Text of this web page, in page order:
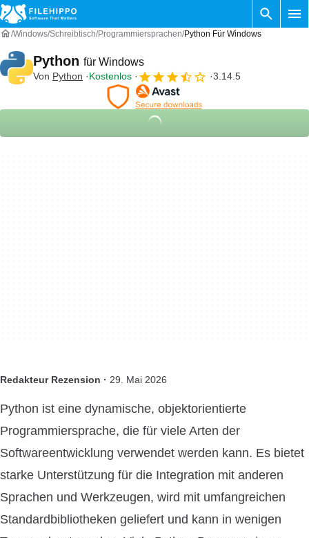
Windows Schreibtisch Programmiersprachen Python Für Windows
Python für Windows
Von Python Kostenlos 3.14.5
Redakteur Rezension · 29. Mai 2026
Python ist eine dynamische, objektorientierte
Programmiersprache, die für viele Arten der
Softwareentwicklung verwendet werden kann. Es bietet
starke Unterstützung für die Integration mit anderen
Sprachen und Werkzeugen, wird mit umfangreichen
Standardbibliotheken geliefert und kann in wenigen